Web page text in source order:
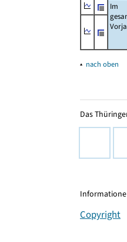
Im
▴ nach oben
Das
Copyright